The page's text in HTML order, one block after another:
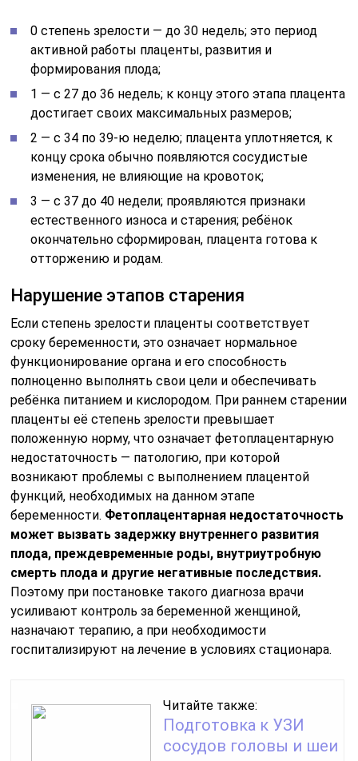
0 степень зрелости — до 30 недель; это период
активной работы плаценты, развития и
формирования плода;
1 — с 27 до 36 недель; к концу этого этапа плацента
достигает своих максимальных размеров;
2 — с 34 по 39-ю неделю; плацента уплотняется, к
концу срока обычно появляются сосудистые
изменения, не влияющие на кровоток;
3 — с 37 до 40 недели; проявляются признаки
естественного износа и старения; ребёнок
окончательно сформирован, плацента готова к
отторжению и родам.
Нарушение этапов старения
Если степень зрелости плаценты соответствует
сроку беременности, это означает нормальное
функционирование органа и его способность
полноценно выполнять свои цели и обеспечивать
ребёнка питанием и кислородом. При раннем старении
плаценты её степень зрелости превышает
положенную норму, что означает фетоплацентарную
недостаточность — патологию, при которой
возникают проблемы с выполнением плацентой
функций, необходимых на данном этапе
беременности. Фетоплацентарная недостаточность
может вызвать задержку внутреннего развития
плода, преждевременные роды, внутриутробную
смерть плода и другие негативные последствия.
Поэтому при постановке такого диагноза врачи
усиливают контроль за беременной женщиной,
назначают терапию, а при необходимости
госпитализируют на лечение в условиях стационара.
Читайте также:
Подготовка к УЗИ
сосудов головы и шеи